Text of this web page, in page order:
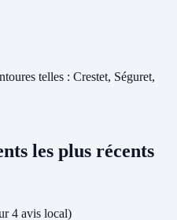
telles : Crestet, Séguret,
les plus récents
4 avis local)